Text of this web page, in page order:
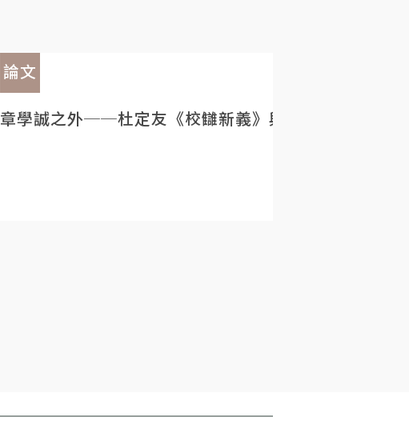
論文
章學誠之外──杜定友《校讎新義》與民初目錄學的重